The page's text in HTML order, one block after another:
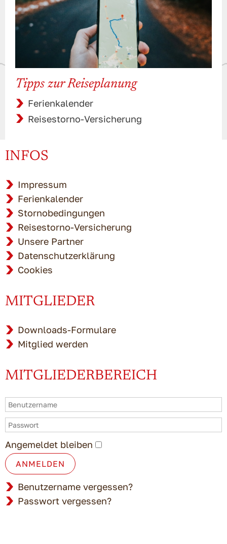
Tipps zur Reiseplanung
Ferienkalender
Reisestorno-Versicherung
INFOS
Impressum
Ferienkalender
Stornobedingungen
Reisestorno-Versicherung
Unsere Partner
Datenschutzerklärung
Cookies
MITGLIEDER
Downloads-Formulare
Mitglied werden
MITGLIEDERBEREICH
Angemeldet bleiben
ANMELDEN
Benutzername vergessen?
Passwort vergessen?